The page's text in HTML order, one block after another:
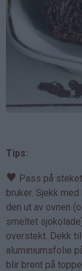
Tips:
♥ Pass på
bruker. Sjekk
den ut av ovnen
smeltet
overstekt. Dekk
aluminiumsfolie
blir brent på